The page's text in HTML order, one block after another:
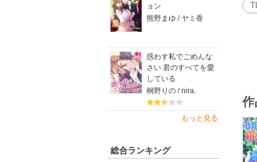
ョン
熊野まゆ / ヤミ香
惑わす私でごめんな
さい 君のすべてを愛
している
桐野りの / nira.
もっと見る
総合ランキング